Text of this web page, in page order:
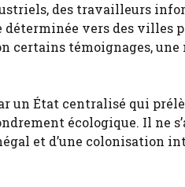
des travailleurs
vers des villes
certains témoignages,
un État centralisé qui
écologique. Il ne
et d’une colonisation